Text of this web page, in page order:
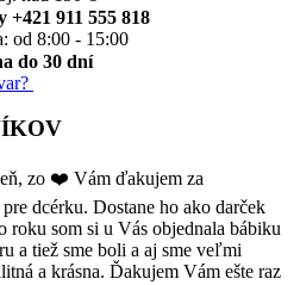
+421 911 555 818
od 8:00 - 15:00
do 30 dní
zo ❤️ Vám ďakujem za
dcérku. Dostane ho ako darček
roku som si u Vás objednala bábiku
a tiež sme boli a aj sme veľmi
a krásna. Ďakujem Vám ešte raz